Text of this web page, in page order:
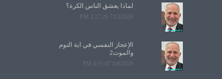
لماذا يعشق الناس الكرة؟
7/13/2026 2:27:26 PM
الإعجاز النفسي في آية النوم
والموت2
6/8/2026 6:11:07 PM